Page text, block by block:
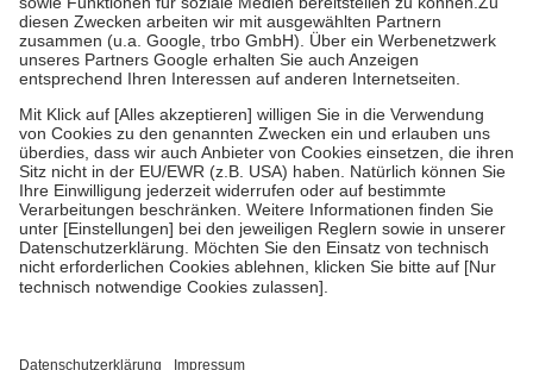
Kosten der Leistung zu entrichten.
Diese Regeln gelten grundsätzlich auch für Online-Apotheken.
Bei Heilmitteln und häuslicher Krankenpflege beträgt die
Zuzahlung zehn Prozent der Kosten sowie zehn Euro je
Verordnung.
Um das Engagement der Versicherten für ihre eigene Gesundheit zu
stärken und die besondere Stellung der Familie zu unterstützen,
fallenkeine Zuzahlungenan bei:
• Kindern und Jugendlichen bis zum vollendeten 18. Lebensjahr
mit Ausnahme der Fahrkosten
• Untersuchungen zur Vorsorge und Früherkennung, die von der
GKV getragen werden